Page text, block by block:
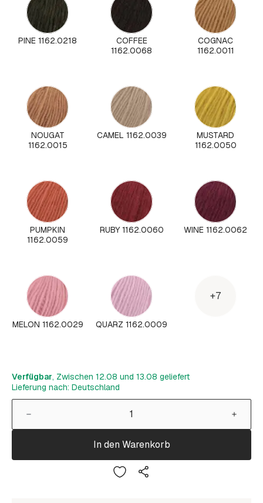
PINE 1162.0218
COFFEE
1162.0068
COGNAC
1162.0011
NOUGAT
1162.0015
CAMEL 1162.0039
MUSTARD
1162.0050
PUMPKIN
1162.0059
RUBY 1162.0060 WINE 1162.0062
MELON 1162.0029 QUARZ 1162.0009
+7
Verfügbar, Zwischen 12.08 und 13.08 geliefert
Lieferung nach: Deutschland
In den Warenkorb